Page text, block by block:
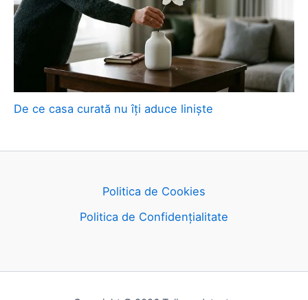
De ce casa curată nu îți aduce liniște
Politica de Cookies
Politica de Confidențialitate